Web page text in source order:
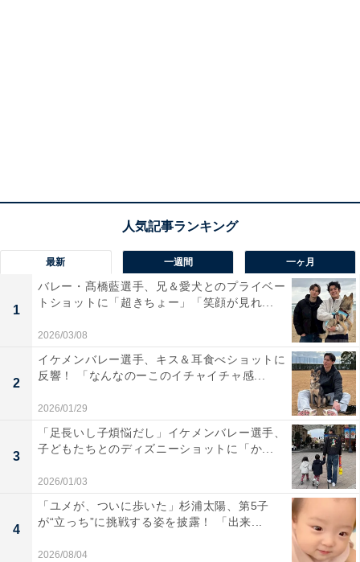
最新 一週間 一ヶ月
1
バレー・髙橋藍選手、兄＆愛犬とのプライベー
トショットに「超きちょー」「笑顔が見れ...
2026/03/08
2
イケメンバレー選手、キス＆耳食べショットに
反響！ 「なんなのーこのイチャイチャ感...
2026/01/29
3
「足長いし子煩悩だし」イケメンバレー選手、
子どもたちとのディズニーショットに「か...
2026/01/03
4
「ユメが、ついに歩いた」杉浦太陽、第5子
が“立っち”に挑戦する姿を披露！ 「出来...
2026/08/04